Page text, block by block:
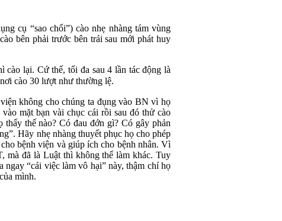
cụ “sao chổi”) cào nhẹ nhàng tám vùng
bên phải trước bên trái sau mới phát huy
cào lại. Cứ thế, tối đa sau 4 lần tác động là
cào 30 lượt như thường lệ.
không cho chúng ta đụng vào BN vì họ
mặt bạn vài chục cái rồi sau đó thử cào
thế nào? Có đau đớn gì? Có gây phản
Hãy nhẹ nhàng thuyết phục họ cho phép
bệnh viện và giúp ích cho bệnh nhân. Vì
mà đã là Luật thì không thể làm khác. Tuy
ngay “cái việc làm vô hại” này, thậm chí họ
mình.